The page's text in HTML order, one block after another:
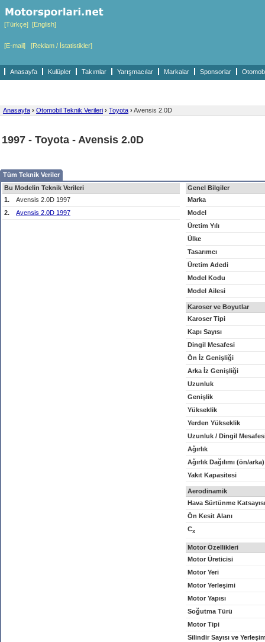
[Türkçe] [English]
[E-mail] [Reklam / İstatistikler]
Anasayfa Kulüpler Takımlar Yarışmacılar Markalar Sponsorlar
Anasayfa › Otomobil Teknik Verileri › Toyota › Avensis 2.0D
1997 - Toyota - Avensis 2.0D
Tüm Teknik Veriler
Bu Modelin Teknik Verileri
1.
Avensis 2.0D 1997
2.
Avensis 2.0D 1997
Genel Bilgiler
Marka
Model
Üretim Yılı
Ülke
Tasarımcı
Üretim Adedi
Model Kodu
Model Ailesi
Karoser ve Boyutlar
Karoser Tipi
Kapı Sayısı
Dingil Mesafesi
Ön İz Genişliği
Arka İz Genişliği
Uzunluk
Genişlik
Yükseklik
Yerden Yükseklik
Uzunluk / Dingil
Ağırlık
Ağırlık Dağılımı (ön/arka)
Yakıt Kapasitesi
Aerodinamik
Hava Sürtünme Katsayısı
Ön Kesit Alanı
Cx
Motor Özellikleri
Motor Üreticisi
Motor Yeri
Motor Yerleşimi
Motor Yapısı
Soğutma Türü
Motor Tipi
Silindir Sayısı ve